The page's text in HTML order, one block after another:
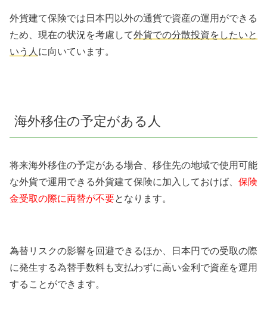
外貨建て保険では日本円以外の通貨で資産の運用ができる
ため、現在の状況を考慮して外貨での分散投資をしたいと
いう人 に向いています。
海外移住の予定がある人
将来海外移住の予定がある場合、移住先の地域で使用可能
な外貨で運用できる外貨建て保険に加入しておけば、 保険
金受取の際に両替が不要となります。
為替リスクの影響を回避できるほか、日本円での受取の際
に発生する為替手数料も支払わずに高い金利で資産を運用
することができます。